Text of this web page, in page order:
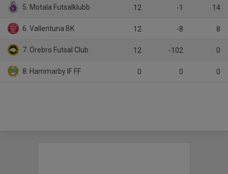
5. Motala Futsalklubb 12 -1 14
6. Vallentuna BK 12 -8 8
7. Örebro Futsal Club 12 -102 0
8. Hammarby IF FF 0 0 0